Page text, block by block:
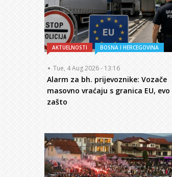
AKTUELNOSTI BOSNA I HERCEGOVINA
Tue, 4 Aug 2026 - 13:16
Alarm za bh. prijevoznike: Vozače
masovno vraćaju s granica EU, evo
zašto